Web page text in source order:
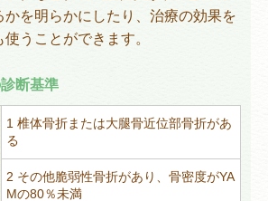
かを明らかにしたり、治療の効果を
うことができます。
断基準
1 椎体骨折または大腿骨近位部骨折があ
る
2 その他脆弱性骨折があり、骨密度がYA
Mの80％未満